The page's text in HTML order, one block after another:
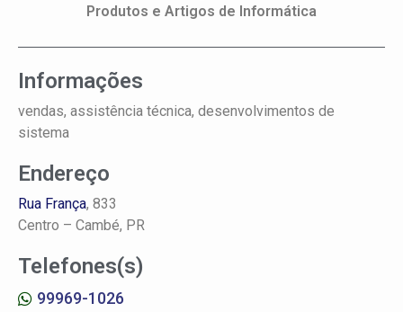
Produtos e Artigos de Informática
Informações
vendas, assistência técnica, desenvolvimentos de
sistema
Endereço
Rua França, 833
Centro – Cambé, PR
Telefones(s)
99969-1026